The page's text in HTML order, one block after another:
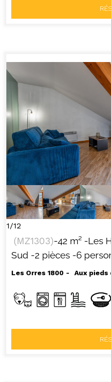
1/12
(MZ1303)-42 m² -Les
Sud -2 pièces -6
Les Orres 1800 Aux pieds